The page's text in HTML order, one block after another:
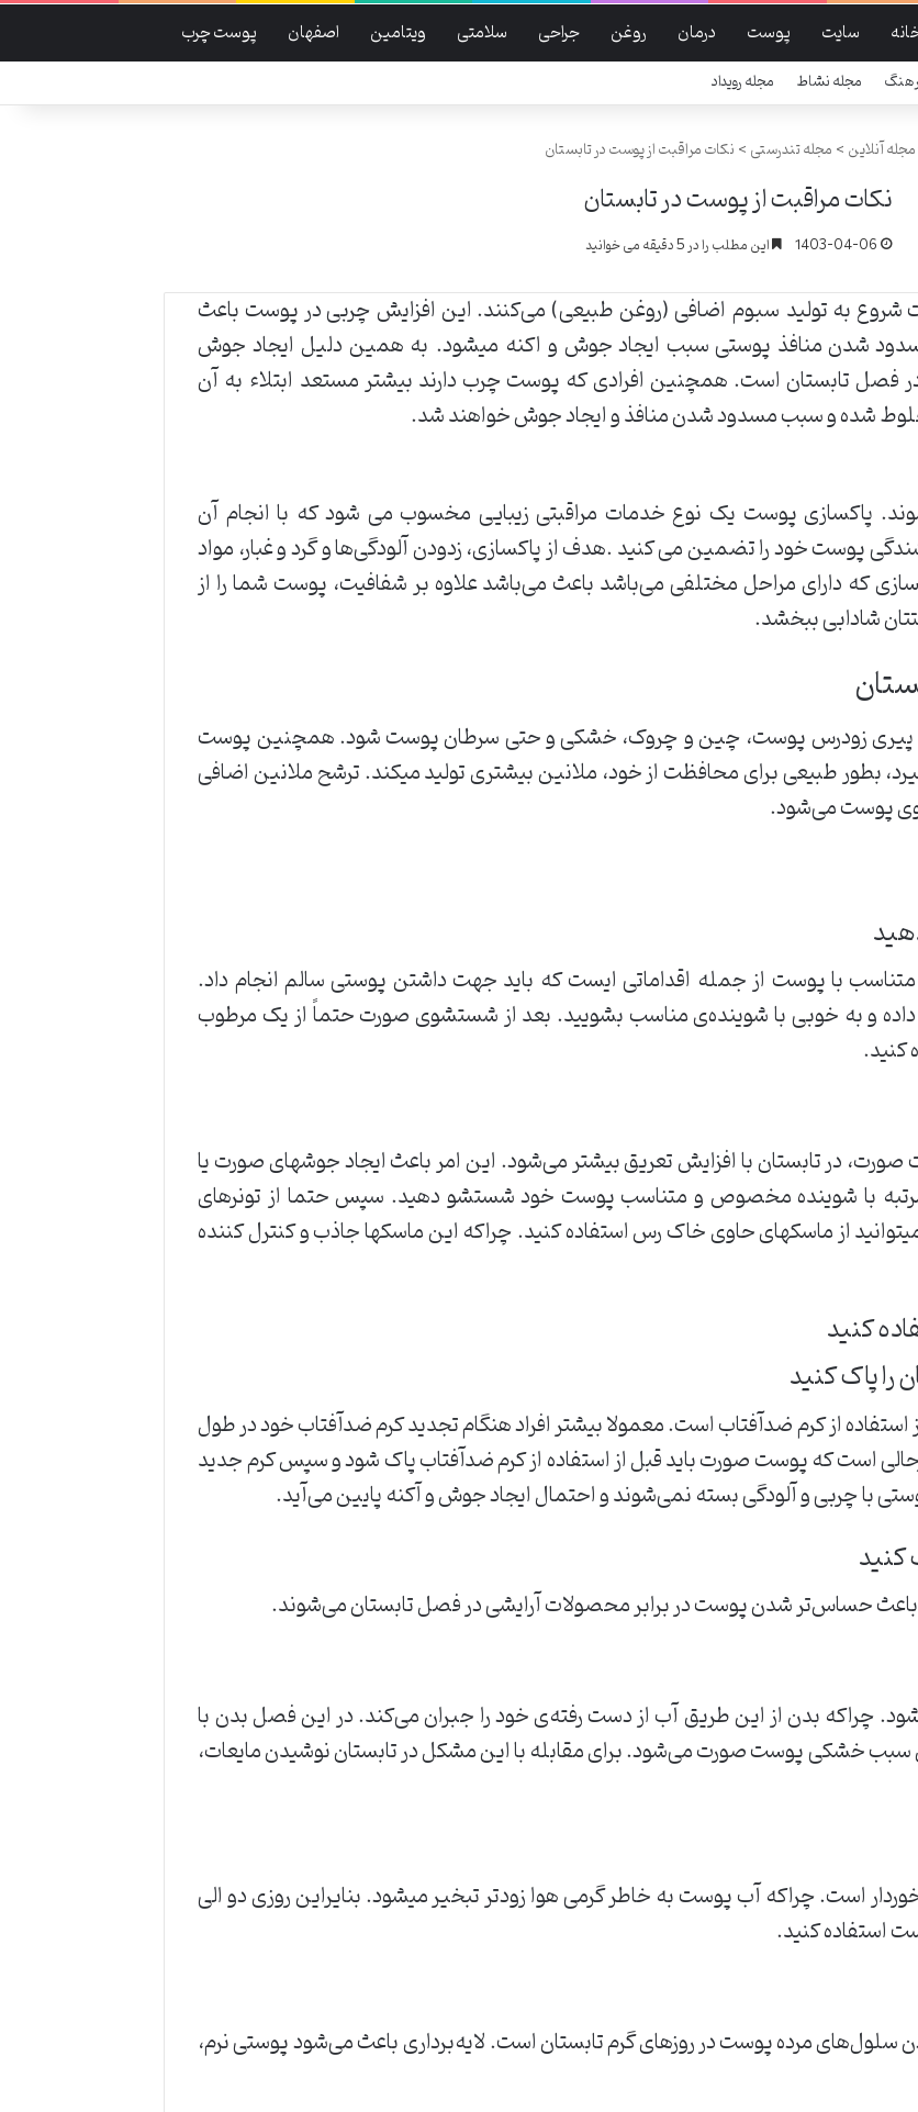
سایت پوست درمان روغن جراحی سلامتی ویتامین اصفهان پوست چرب
مجله نشاط مجله رویداد
مجله آنلاین>مجله تندرستی>نکات مراقبت از پوست در تابستان
نکات مراقبت از پوست در تابستان
1403-04-06 این مطلب را در 5 دقیقه می خوانید
شروع به تولید سبوم اضافی (روغن طبیعی) می‌کنند. این افزایش چربی در پوست باعث
شدن منافذ پوستی سبب ایجاد جوش و اکنه میشود. به همین دلیل ایجاد جوش
تابستان است. همچنین افرادی که پوست چرب دارند بیشتر مستعد ابتلاء به آن
شده و سبب مسدود شدن منافذ و ایجاد جوش خواهند شد.
پاکسازی پوست یک نوع خدمات مراقبتی زیبایی مخسوب می شود که با انجام آن
پوست خود را تضمین می کنید .هدف از پاکسازی، زدودن آلودگی‌ها و گرد و غبار، مواد
که دارای مراحل مختلفی می‌باشد باعث می‌باشد علاوه بر شفافیت، پوست شما را از
شادابی ببخشد.
پیری زودرس پوست، چین و چروک، خشکی و حتی سرطان پوست شود. همچنین پوست
بطور طبیعی برای محافظت از خود، ملانین بیشتری تولید میکند. ترشح ملانین اضافی
روی پوست می‌شود.
با پوست از جمله اقداماتی ایست که باید جهت داشتن پوستی سالم انجام داد.
داده و به خوبی با شوینده‌ی مناسب بشویید. بعد از شستشوی صورت حتماً از یک مرطوب
کنید.
در تابستان با افزایش تعریق بیشتر می‌شود. این امر باعث ایجاد جوشهای صورت یا
با شوینده مخصوص و متناسب پوست خود شستشو دهید. سپس حتما از تونرهای
از ماسکهای حاوی خاک رس استفاده کنید. چراکه این ماسکها جاذب و کنترل کننده
از کرم ضدآفتاب است. معمولا بیشتر افراد هنگام تجدید کرم ضدآفتاب خود در طول
است که پوست صورت باید قبل از استفاده از کرم ضدآفتاب پاک شود و سپس کرم جدید
با چربی و آلودگی بسته نمی‌شوند و احتمال ایجاد جوش و آکنه پایین می‌آید.
حساس‌تر شدن پوست در برابر محصولات آرایشی در فصل تابستان می‌شوند.
چراکه بدن از این طریق آب از دست رفته‌ی خود را جبران می‌کند. در این فصل بدن با
سبب خشکی پوست صورت می‌شود. برای مقابله با این مشکل در تابستان نوشیدن مایعات،
است. چراکه آب پوست به خاطر گرمی هوا زودتر تبخیر میشود. بنایراین روزی دو الی
استفاده کنید.
سلول‌های مرده پوست در روزهای گرم تابستان است. لایه‌برداری باعث می‌شود پوستی نرم،